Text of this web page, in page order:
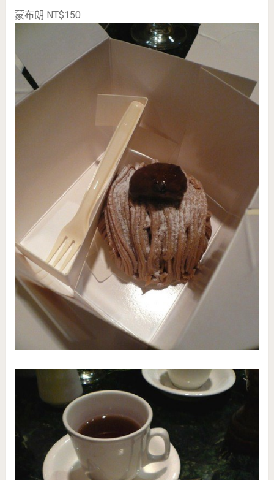
蒙布朗 NT$150